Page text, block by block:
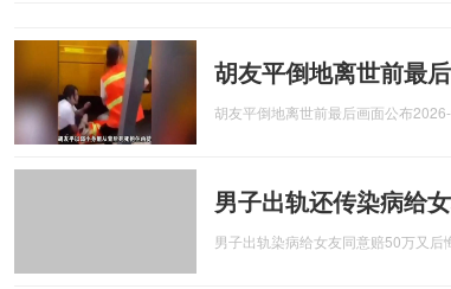
胡友平倒地离世前最
胡友平倒地离世前最后画面公布
男子出轨还传染病给
男子出轨染病给女友同意赔50万又后